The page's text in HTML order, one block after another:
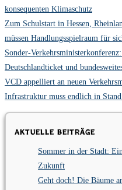
konsequenten Klimaschutz
Zum Schulstart in Hessen,
müssen Handlungsspielraum für
Sonder-
Deutschlandticket und
VCD appelliert an neuen
Infrastruktur muss endlich in
Aktuelle Beiträge
Sommer in der Stadt:
Zukunft
Geht doch! Die Bäume